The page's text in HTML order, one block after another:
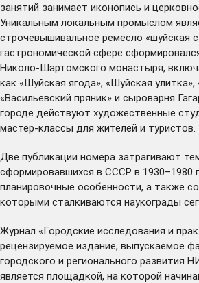
занятий занимает иконопись и
Уникальным локальным промыслом
строчевышивальное ремесло «шуйская
гастрономической сфере
Николо-Шартомского монастыря,
как «Шуйская ягода», «Шуйская
«Васильевский пряник» и сыроварня
городе действуют художественные
мастер-классы для жителей и туристов.
Две публикации номера затрагивают
сформировавшихся в СССР в 1930–1980
планировочные особенности, а также
которыми сталкиваются наукограды
Журнал «Городские исследования и
рецензируемое издание, выпускаемое
городского и регионального развития
является площадкой, на которой